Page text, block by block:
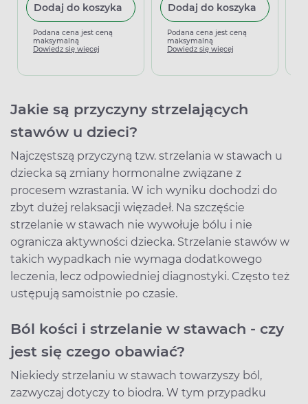
Dodaj do koszyka
Podana cena jest ceną
maksymalną
Dowiedz się więcej
Dodaj do koszyka
Podana cena jest ceną
maksymalną
Dowiedz się więcej
Jakie są przyczyny strzelających
stawów u dzieci?
Najczęstszą przyczyną tzw. strzelania w stawach u
dziecka są zmiany hormonalne związane z
procesem wzrastania. W ich wyniku dochodzi do
zbyt dużej relaksacji więzadeł. Na szczęście
strzelanie w stawach nie wywołuje bólu i nie
ogranicza aktywności dziecka. Strzelanie stawów w
takich wypadkach nie wymaga dodatkowego
leczenia, lecz odpowiedniej diagnostyki. Często też
ustępują samoistnie po czasie.
Ból kości i strzelanie w stawach - czy
jest się czego obawiać?
Niekiedy strzelaniu w stawach towarzyszy ból,
zazwyczaj dotyczy to biodra. W tym przypadku